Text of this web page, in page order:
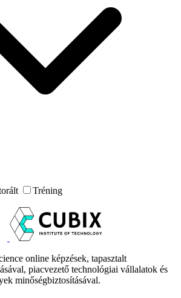
Tréning
online képzések, tapasztalt
piacvezető technológiai vállalatok és
minőségbiztosításával.